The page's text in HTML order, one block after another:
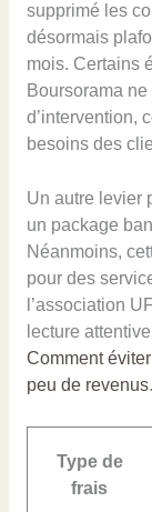
supprimé les
désormais
mois. Certains
Boursorama
d’intervention,
besoins des
Un autre levier
un package
Néanmoins,
pour des
l’association
lecture
Comment
peu de revenus.
Type de
frais